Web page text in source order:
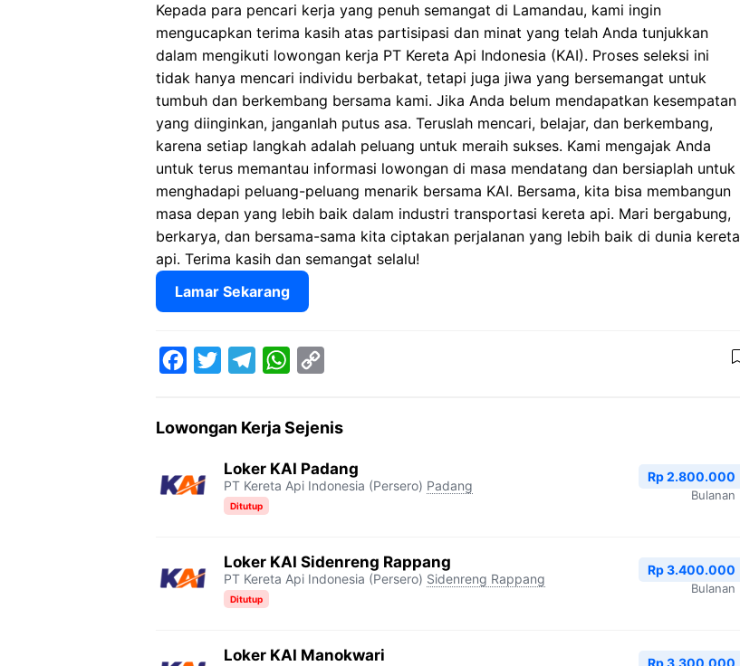
Kepada para pencari kerja yang penuh semangat di Lamandau, kami ingin
mengucapkan terima kasih atas partisipasi dan minat yang telah Anda tunjukkan
dalam mengikuti lowongan kerja PT Kereta Api Indonesia (KAI). Proses seleksi ini
tidak hanya mencari individu berbakat, tetapi juga jiwa yang bersemangat untuk
tumbuh dan berkembang bersama kami. Jika Anda belum mendapatkan kesempatan
yang diinginkan, janganlah putus asa. Teruslah mencari, belajar, dan berkembang,
karena setiap langkah adalah peluang untuk meraih sukses. Kami mengajak Anda
untuk terus memantau informasi lowongan di masa mendatang dan bersiaplah untuk
menghadapi peluang-peluang menarik bersama KAI. Bersama, kita bisa membangun
masa depan yang lebih baik dalam industri transportasi kereta api. Mari bergabung,
berkarya, dan bersama-sama kita ciptakan perjalanan yang lebih baik di dunia kereta
api. Terima kasih dan semangat selalu!
Lamar Sekarang
b
k
t
e
g
m
a
t
s
p
p
y
L
k
Lowongan Kerja Sejenis
Loker KAI Padang
PT Kereta Api Indonesia (Persero) Padang
Ditutup
Rp 2.800.000
Bulanan
Loker KAI Sidenreng Rappang
PT Kereta Api Indonesia (Persero) Sidenreng Rappang
Ditutup
Rp 3.400.000
Bulanan
Loker KAI Manokwari